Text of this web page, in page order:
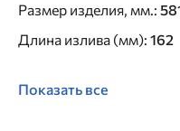
Размер изделия, мм.:
Длина излива (мм): 162
Показать все